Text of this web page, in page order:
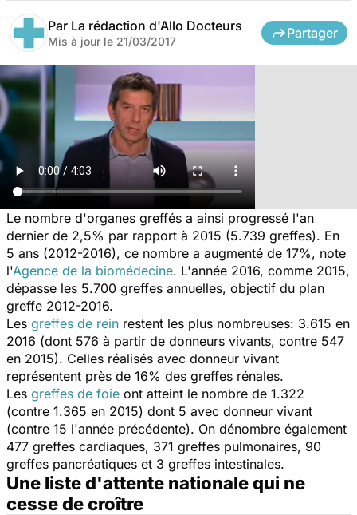
Par La rédaction d'Allo Docteurs
Mis à jour le 21/03/2017
Partager
Le nombre d'organes greffés a ainsi progressé l'an
dernier de 2,5% par rapport à 2015 (5.739 greffes). En
5 ans (2012-2016), ce nombre a augmenté de 17%, note
l'Agence de la biomédecine. L'année 2016, comme 2015,
dépasse les 5.700 greffes annuelles, objectif du plan
greffe 2012-2016.
Les greffes de rein restent les plus nombreuses: 3.615 en
2016 (dont 576 à partir de donneurs vivants, contre 547
en 2015). Celles réalisés avec donneur vivant
représentent près de 16% des greffes rénales.
Les greffes de foie ont atteint le nombre de 1.322
(contre 1.365 en 2015) dont 5 avec donneur vivant
(contre 15 l'année précédente). On dénombre également
477 greffes cardiaques, 371 greffes pulmonaires, 90
greffes pancréatiques et 3 greffes intestinales.
Une liste d'attente nationale qui ne
cesse de croître